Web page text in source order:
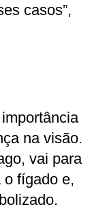
casos”,
na visão.
vai para
o fígado e,